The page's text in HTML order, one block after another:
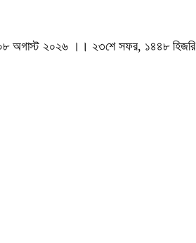
০৮ অগাস্ট ২০২৬ ।। ২৩শে সফর, ১৪৪৮ হিজরি